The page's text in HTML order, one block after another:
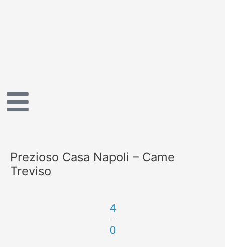
Prezioso Casa Napoli – Came
Treviso
4
-
0